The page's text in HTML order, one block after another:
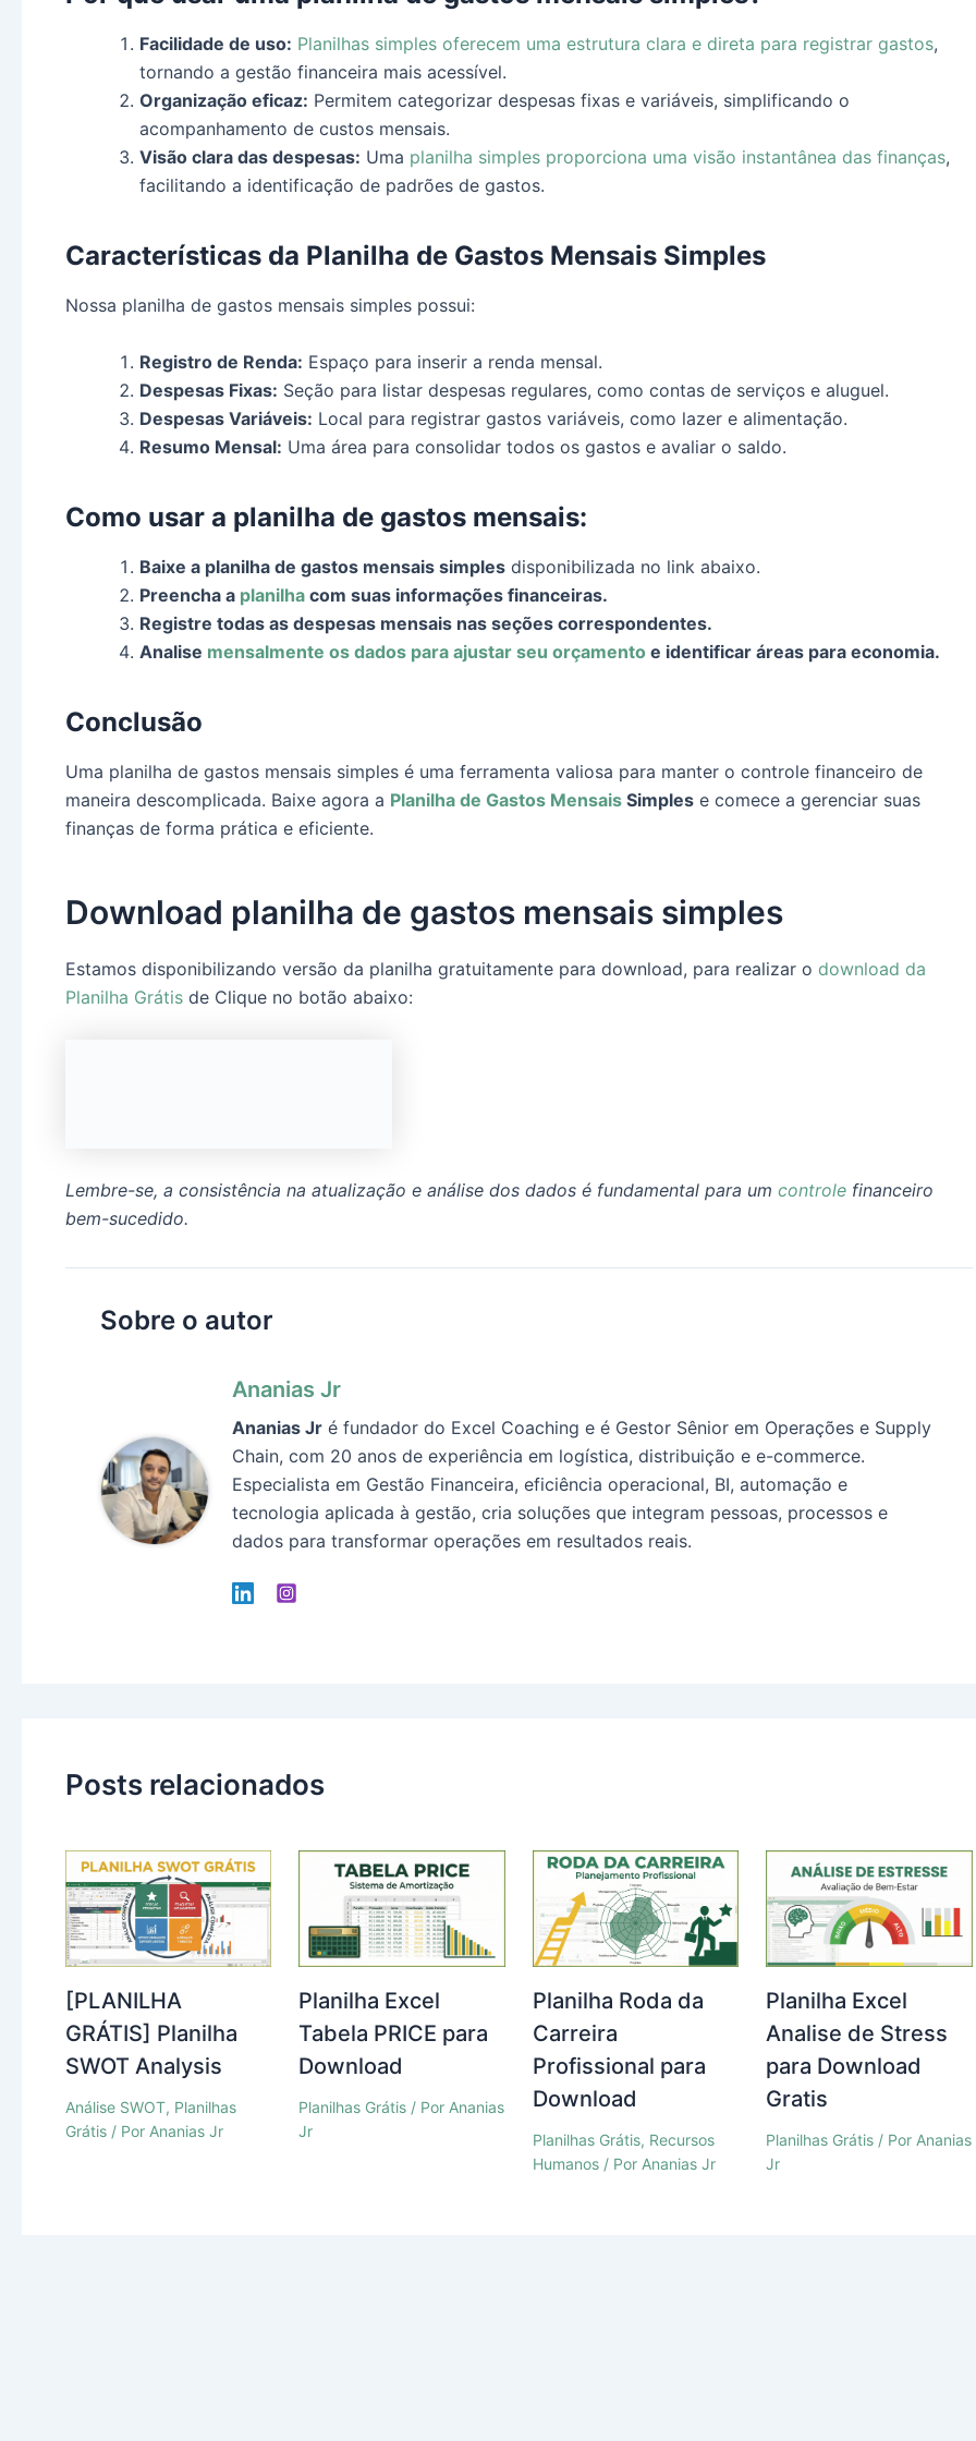
Facilidade de uso: Planilhas simples oferecem uma estrutura clara e direta para registrar gastos,
tornando a gestão financeira mais acessível.
Organização eficaz: Permitem categorizar despesas fixas e variáveis, simplificando o
acompanhamento de custos mensais.
Visão clara das despesas: Uma planilha simples proporciona uma visão instantânea das finanças,
facilitando a identificação de padrões de gastos.
Características da Planilha de Gastos Mensais Simples
Nossa planilha de gastos mensais simples possui:
Registro de Renda: Espaço para inserir a renda mensal.
Despesas Fixas: Seção para listar despesas regulares, como contas de serviços e aluguel.
Despesas Variáveis: Local para registrar gastos variáveis, como lazer e alimentação.
Resumo Mensal: Uma área para consolidar todos os gastos e avaliar o saldo.
Como usar a planilha de gastos mensais:
Baixe a planilha de gastos mensais simples disponibilizada no link abaixo.
Preencha a planilha com suas informações financeiras.
Registre todas as despesas mensais nas seções correspondentes.
Analise mensalmente os dados para ajustar seu orçamento e identificar áreas para economia.
Conclusão
Uma planilha de gastos mensais simples é uma ferramenta valiosa para manter o controle financeiro de
maneira descomplicada. Baixe agora a Planilha de Gastos Mensais Simples e comece a gerenciar suas
finanças de forma prática e eficiente.
Download planilha de gastos mensais simples
Estamos disponibilizando versão da planilha gratuitamente para download, para realizar o download da
Planilha Grátis de Clique no botão abaixo:
Lembre-se, a consistência na atualização e análise dos dados é fundamental para um controle financeiro
bem-sucedido.
Sobre o autor
Ananias Jr
Ananias Jr é fundador do Excel Coaching e é Gestor Sênior em Operações e Supply
Chain, com 20 anos de experiência em logística, distribuição e e-commerce.
Especialista em Gestão Financeira, eficiência operacional, BI, automação e
tecnologia aplicada à gestão, cria soluções que integram pessoas, processos e
dados para transformar operações em resultados reais.
Posts relacionados
[PLANILHA
GRÁTIS] Planilha
SWOT Analysis
Análise SWOT, Planilhas
Grátis / Por Ananias Jr
Planilha Excel
Tabela PRICE para
Download
Planilhas Grátis / Por Ananias
Jr
Planilha Roda da
Carreira
Profissional para
Download
Planilhas Grátis, Recursos
Humanos/ Por Ananias Jr
Planilha Excel
Analise de Stress
para Download
Gratis
Planilhas Grátis / Por Ananias
Jr